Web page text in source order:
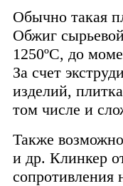
Обычно такая
Обжиг
1250ºС, до
За счет
изделий,
том числе и
Также
и др. Клинкер
сопротивления